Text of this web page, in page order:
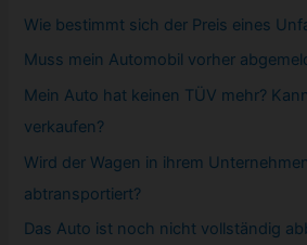
Wie bestimmt sich der Preis eines
Muss mein Automobil vorher
Mein Auto hat keinen TÜV mehr?
verkaufen?
Wird der Wagen in ihrem
abtransportiert?
Das Auto ist noch nicht vollständig